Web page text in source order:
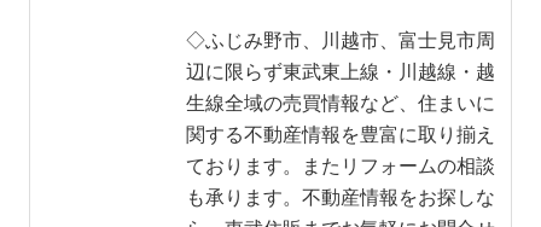
◇ふじみ野市、川越市、富士見市周
辺に限らず東武東上線・川越線・越
生線全域の売買情報など、住まいに
関する不動産情報を豊富に取り揃え
ております。またリフォームの相談
も承ります。不動産情報をお探しな